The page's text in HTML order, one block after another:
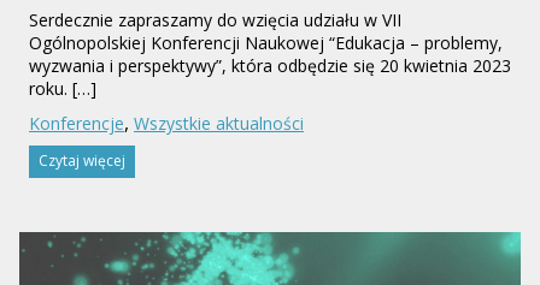
Serdecznie zapraszamy do wzięcia udziału w VII
Ogólnopolskiej Konferencji Naukowej “Edukacja – problemy,
wyzwania i perspektywy”, która odbędzie się 20 kwietnia 2023
roku. […]
Konferencje, Wszystkie aktualności
Czytaj więcej